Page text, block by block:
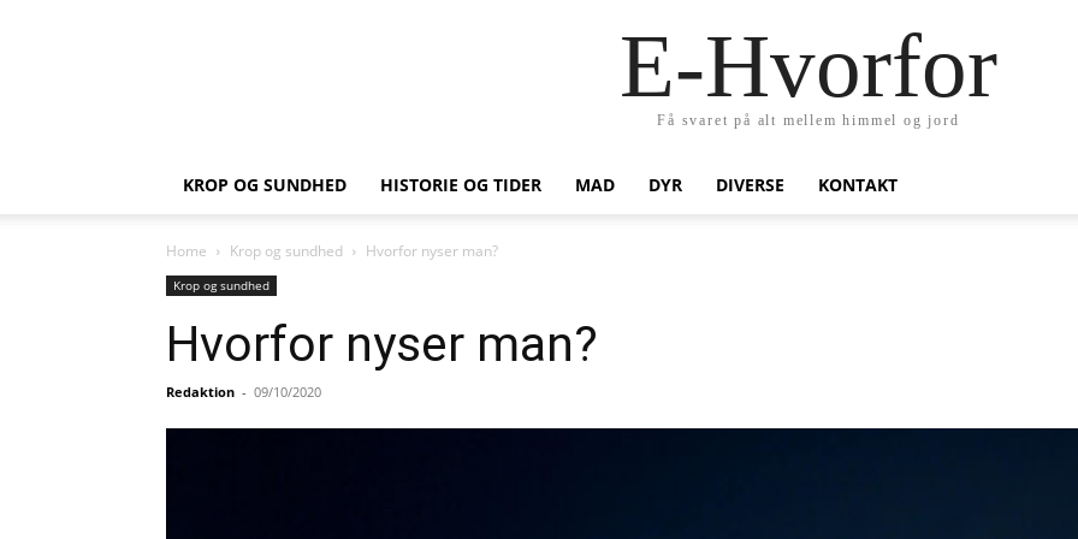
E-Hvorfor
Få svaret på alt mellem himmel og jord
KROP OG SUNDHED HISTORIE OG TIDER MAD DYR DIVERSE KONTAKT
Home Krop og sundhed Hvorfor nyser man?
Krop og sundhed
Hvorfor nyser man?
Redaktion - 09/10/2020